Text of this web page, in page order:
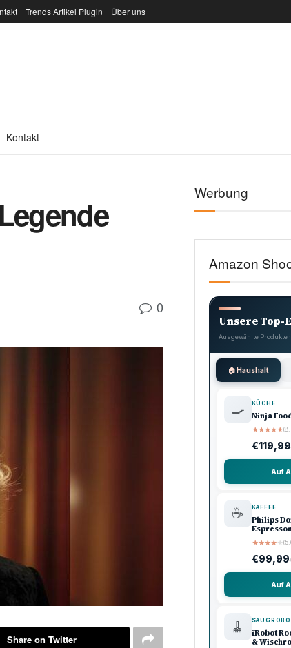
Trends Artikel Plugin Über uns
Kontakt
0
Share on Twitter
Werbung
Amazon
Unsere Top-
Ausgewählte Produkte
🏠 Haushalt
🍳 KÜCHE
Ninja
★★★★★
€119,99
Auf
☕ KAFFEE
Philips
★★★★★
€99,99
Auf
🧹
iRobot
&